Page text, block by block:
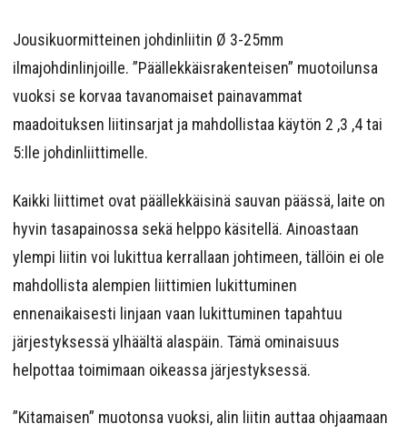
Jousikuormitteinen johdinliitin Ø 3-25mm
ilmajohdinlinjoille. ”Päällekkäisrakenteisen” muotoilunsa
vuoksi se korvaa tavanomaiset painavammat
maadoituksen liitinsarjat ja mahdollistaa käytön 2 ,3 ,4 tai
5:lle johdinliittimelle.
Kaikki liittimet ovat päällekkäisinä sauvan päässä, laite on
hyvin tasapainossa sekä helppo käsitellä. Ainoastaan
ylempi liitin voi lukittua kerrallaan johtimeen, tällöin ei ole
mahdollista alempien liittimien lukittuminen
ennenaikaisesti linjaan vaan lukittuminen tapahtuu
järjestyksessä ylhäältä alaspäin. Tämä ominaisuus
helpottaa toimimaan oikeassa järjestyksessä.
”Kitamaisen” muotonsa vuoksi, alin liitin auttaa ohjaamaan